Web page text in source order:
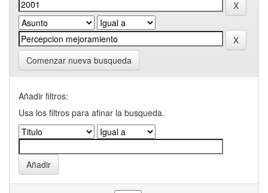
Comenzar nueva busqueda
Añadir filtros:
Usa los filtros para afinar la busqueda.